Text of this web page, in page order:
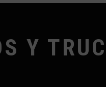
Y